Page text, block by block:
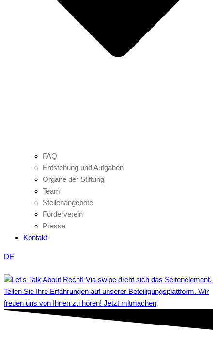
FAQ
Entstehung und Aufgaben
Organe der Stiftung
Team
Stellenangebote
Förderverein
Presse
Kontakt
DE
Teilen Sie Ihre Erfahrungen auf unserer Beteiligungsplattform. Wir
freuen uns von Ihnen zu hören! Jetzt mitmachen